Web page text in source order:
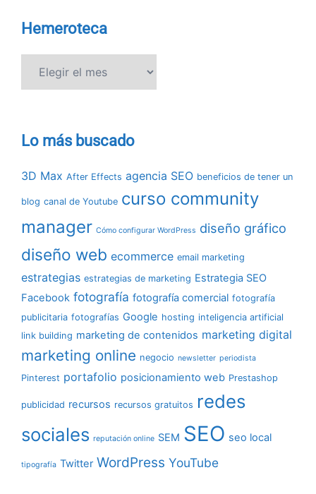
Hemeroteca
Lo más buscado
3D Max After Effects agencia SEO beneficios de tener un
blog canal de Youtube curso community
manager Cómo configurar WordPress diseño gráfico
diseño web ecommerce email marketing
estrategias estrategias de marketing Estrategia SEO
Facebook fotografía fotografía comercial fotografía
publicitaria fotografías Google hosting inteligencia artificial
link building marketing de contenidos marketing digital
marketing online negocio newsletter periodista
Pinterest portafolio posicionamiento web Prestashop
publicidad recursos recursos gratuitos redes
sociales reputación online SEM SEO seo local
tipografía Twitter WordPress YouTube